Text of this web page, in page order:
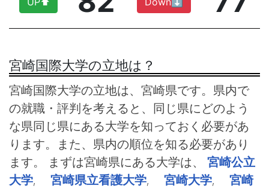
宮崎国際大学の立地は？
宮崎国際大学の立地は、宮崎県です。県内で
の就職・評判を考えると、同じ県にどのよう
な県同じ県にある大学を知っておく必要があ
ります。また、県内の順位を知る必要があり
ます。 まずは宮崎県にある大学は、 宮崎公立
大学, 宮崎県立看護大学, 宮崎大学, 宮崎